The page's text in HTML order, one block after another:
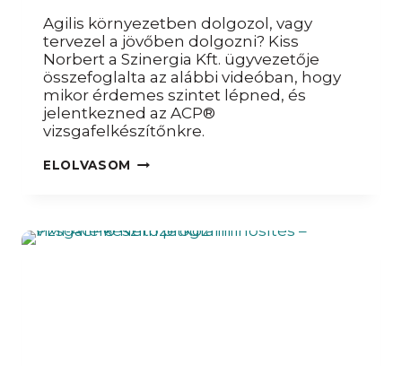
Agilis környezetben dolgozol, vagy
tervezel a jövőben dolgozni? Kiss
Norbert a Szinergia Kft. ügyvezetője
összefoglalta az alábbi videóban, hogy
mikor érdemes szintet lépned, és
jelentkezned az ACP®
vizsgafelkészítőnkre.
ELOLVASOM KINEK
VIZSGAFELKÉSZÍTŐ